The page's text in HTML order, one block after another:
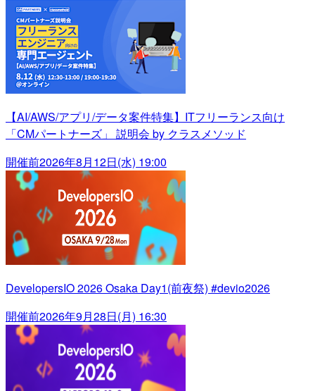
【AI/AWS/アプリ/データ案件特集】ITフリーランス向け
「CMパートナーズ」 説明会 by クラスメソッド
開催前2026年8月12日(水) 19:00
DevelopersIO 2026 Osaka Day1(前夜祭) #devio2026
開催前2026年9月28日(月) 16:30